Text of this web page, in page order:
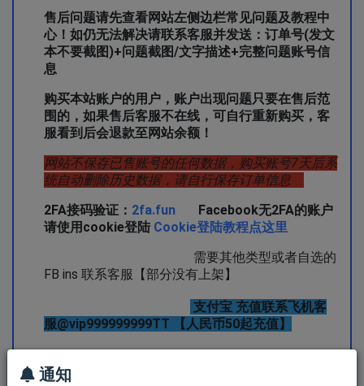
售后问题请先查看网站左侧边栏常见问题及教程中
心！如仍无法解决请联系客服并发送：订单号(发文
本不要截图)+问题截图/文字描述+完整问题账号信
息
购买本站账户的用户，账户出现问题只要在售后范
围的，如果售后客服不在线，可自行重新购买，客
服看到后会退款至网站余额！
网站不保存已售账号的任何数据，购买账号7天后系
统自动删除历史数据，请自行保存订单信息
2FA接码验证： 2fa.funFacebook无2FA的账户
请使用cookie登陆 Cookie登陆教程点这里
需要其他类型或者自选的
FB ins 联系客服【部分没有上架】
支付宝 充值联系飞机客
服@vip999999999TT 【人民币50起充值】
通知